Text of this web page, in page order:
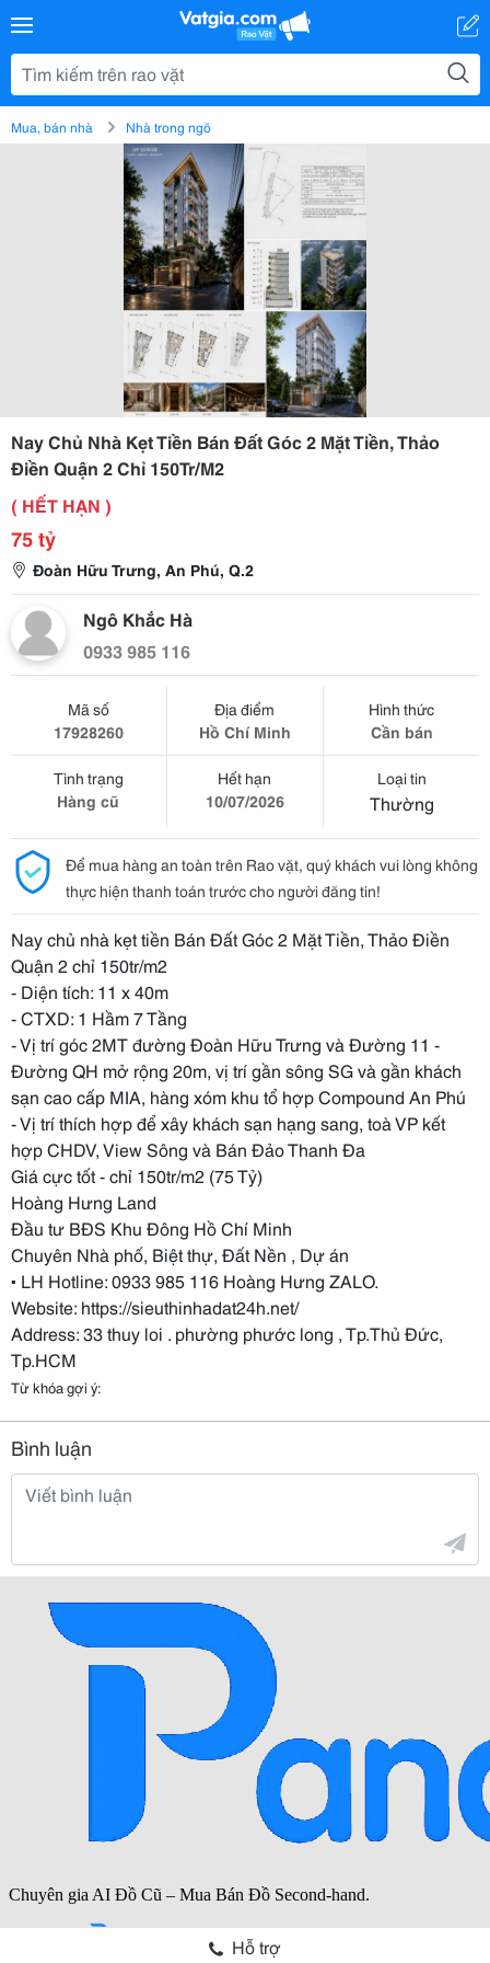
Mua, bán nhà Nhà trong ngõ
Nay Chủ Nhà Kẹt Tiền Bán Đất Góc 2 Mặt Tiền, Thảo
Điền Quận 2 Chỉ 150Tr/M2
( HẾT HẠN )
75 tỷ
Đoàn Hữu Trưng, An Phú, Q.2
Ngô Khắc Hà
0933 985 116
Mã số
17928260
Địa điểm
Hồ Chí Minh
Hình thức
Cần bán
Tình trạng
Hàng cũ
Hết hạn
10/07/2026
Loại tin
Thường
Để mua hàng an toàn trên Rao vặt, quý khách vui lòng không
thực hiện thanh toán trước cho người đăng tin!
Nay chủ nhà kẹt tiền Bán Đất Góc 2 Mặt Tiền, Thảo Điền
Quận 2 chỉ 150tr/m2
- Diện tích: 11 x 40m
- CTXD: 1 Hầm 7 Tầng
- Vị trí góc 2MT đường Đoàn Hữu Trưng và Đường 11 -
Đường QH mở rộng 20m, vị trí gần sông SG và gần khách
sạn cao cấp MIA, hàng xóm khu tổ hợp Compound An Phú
- Vị trí thích hợp để xây khách sạn hạng sang, toà VP kết
hợp CHDV, View Sông và Bán Đảo Thanh Đa
Giá cực tốt - chỉ 150tr/m2 (75 Tỷ)
Hoàng Hưng Land
Đầu tư BĐS Khu Đông Hồ Chí Minh
Chuyên Nhà phố, Biệt thự, Đất Nền , Dự án
▪ LH Hotline: 0933 985 116 Hoàng Hưng ZALO.
Website: https://sieuthinhadat24h.net/
Address: 33 thuy loi . phường phước long , Tp.Thủ Đức,
Tp.HCM
Từ khóa gợi ý:
Bình luận
Hỗ trợ